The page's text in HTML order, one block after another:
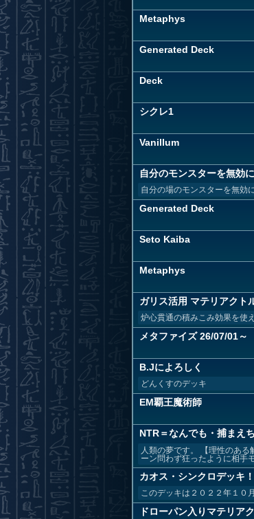
Metaphys
Generated Deck
Deck
シクレ1
Vanillum
自分のモンスターを無効
自分の場のモンスターを無効
Generated Deck
Seto Kaiba
Metaphys
ガリス活用 マテリアクト
炉心貫通の積みこみ効果を使
メタファイズ 26/07/01～
B.Jによろしく
どんくすのデッキ
EM覇王魔術師
NTR＝なんでも・捕まえ
人類の夢です。 【理性のあ
ーン問わず狂ったように相手
カオス・シンクロデッキ！
このデッキは２０２２年１０
ドローパン入りマテリア